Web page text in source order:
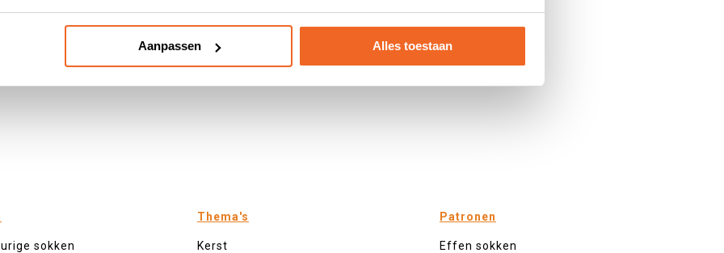
Aanpassen Alles toestaan
sokken
Thema's
Kerst
Patronen
Effen sokken